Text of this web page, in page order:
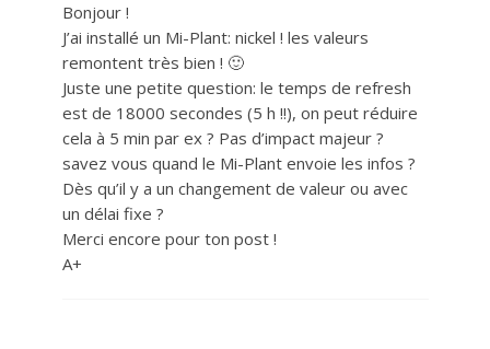
Bonjour !
J’ai installé un Mi-Plant: nickel ! les valeurs
remontent très bien ! 🙂
Juste une petite question: le temps de refresh
est de 18000 secondes (5 h !!), on peut réduire
cela à 5 min par ex ? Pas d’impact majeur ?
savez vous quand le Mi-Plant envoie les infos ?
Dès qu’il y a un changement de valeur ou avec
un délai fixe ?
Merci encore pour ton post !
A+